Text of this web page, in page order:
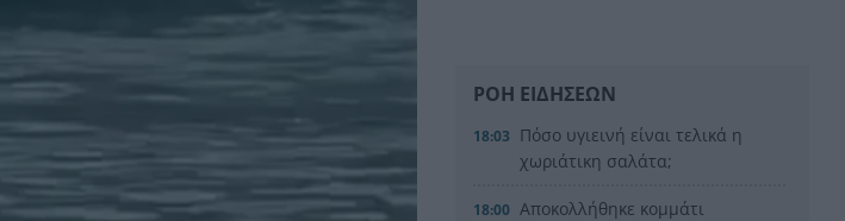
ΡΟΗ ΕΙΔΗΣΕΩΝ
18:03 Πόσο υγιεινή είναι τελικά η
χωριάτικη σαλάτα;
18:00 Αποκολλήθηκε κομμάτι